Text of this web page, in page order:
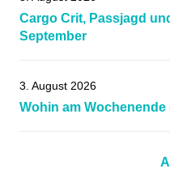
Cargo Crit, Passjagd
September
3. August 2026
Wohin am Wochenende